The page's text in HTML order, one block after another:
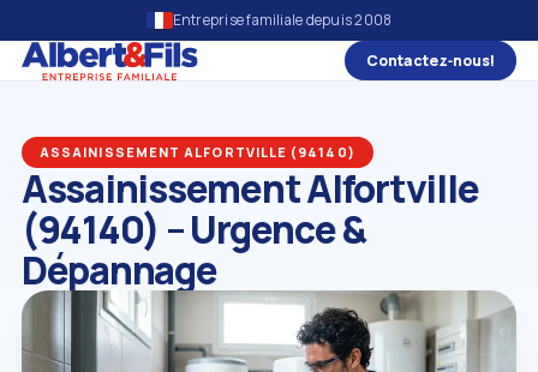
Entreprise familiale depuis 2008
Contactez‑nous!
ASSAINISSEMENT ALFORTVILLE (94140)
Assainissement Alfortville
(94140) – Urgence &
Dépannage